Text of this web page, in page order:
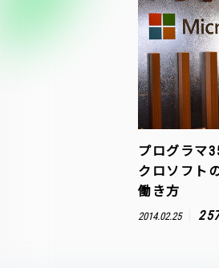
プログラマ
クロソフト
働き方
2014.02.25